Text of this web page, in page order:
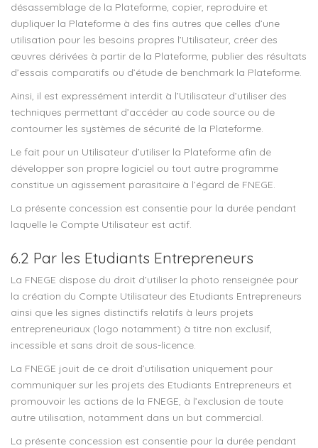
désassemblage de la Plateforme, copier, reproduire et
dupliquer la Plateforme à des fins autres que celles d’une
utilisation pour les besoins propres l’Utilisateur, créer des
œuvres dérivées à partir de la Plateforme, publier des résultats
d’essais comparatifs ou d’étude de benchmark la Plateforme.
Ainsi, il est expressément interdit à l’Utilisateur d’utiliser des
techniques permettant d’accéder au code source ou de
contourner les systèmes de sécurité de la Plateforme.
Le fait pour un Utilisateur d’utiliser la Plateforme afin de
développer son propre logiciel ou tout autre programme
constitue un agissement parasitaire à l’égard de FNEGE.
La présente concession est consentie pour la durée pendant
laquelle le Compte Utilisateur est actif.
6.2 Par les Etudiants Entrepreneurs
La FNEGE dispose du droit d’utiliser la photo renseignée pour
la création du Compte Utilisateur des Etudiants Entrepreneurs
ainsi que les signes distinctifs relatifs à leurs projets
entrepreneuriaux (logo notamment) à titre non exclusif,
incessible et sans droit de sous-licence.
La FNEGE jouit de ce droit d’utilisation uniquement pour
communiquer sur les projets des Etudiants Entrepreneurs et
promouvoir les actions de la FNEGE, à l’exclusion de toute
autre utilisation, notamment dans un but commercial.
La présente concession est consentie pour la durée pendant